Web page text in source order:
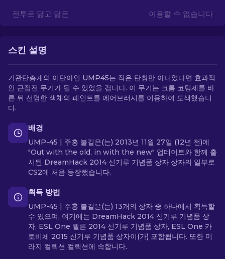
전투로 닳고 닳은 이용할 수 없습니다
스킨 설명
기관단총계의 이단아인 UMP45는 작은 탄창만 아니었다면 효과적
인 근접전 무기가 될 수 있었을 겁니다. 이 무기는 크롬 코팅제를 바
른 뒤 선명한 색채의 페인트를 에어브러시를 이용하여 도색했습니
다.
배경
UMP-45 | 주홍 불길은(는) 2013년 11월 27일 (12년 전)에
"Out with the old, in with the new" 업데이트와 함께 출
시된 DreamHack 2014 신기루 기념품 상자 상자의 일부로
CS2에 처음 등장했습니다.
획득 방법
UMP-45 | 주홍 불길은(는) 13개의 상자 중 하나에서 획득할
수 있으며, 여기에는 DreamHack 2014 신기루 기념품 상
자, ESL One 쾰른 2014 신기루 기념품 상자, ESL One 카
토비체 2015 신기루 기념품 상자이(가) 포함됩니다. 또한 미
라지 컬렉션 컬렉션에 속합니다.